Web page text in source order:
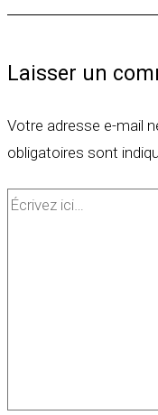
Laisser un
Votre adresse e-mail
obligatoires sont
Écrivez